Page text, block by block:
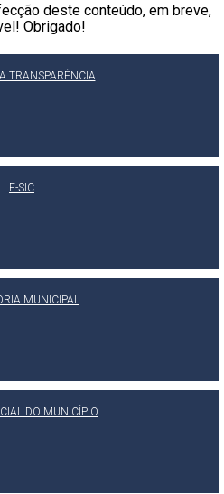
deste conteúdo, em breve,
Obrigado!
TRANSPARÊNCIA
E-SIC
MUNICIPAL
DO MUNICÍPIO